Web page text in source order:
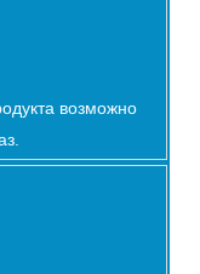
возможно